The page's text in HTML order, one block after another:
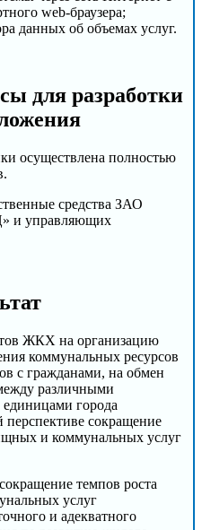
web-браузера;
данных об объемах услуг.
для разработки
осуществлена полностью
средства ЗАО
и управляющих
ЖКХ на организацию
коммунальных ресурсов
с гражданами, на обмен
различными
города
перспективе сокращение
и коммунальных услуг
темпов роста
услуг
и адекватного